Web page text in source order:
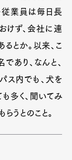
従業員は毎日長
けず、会社に連
とか。以来、こ
あり、なんと、
ス内でも、犬を
多く、聞いてみ
うとのこと。